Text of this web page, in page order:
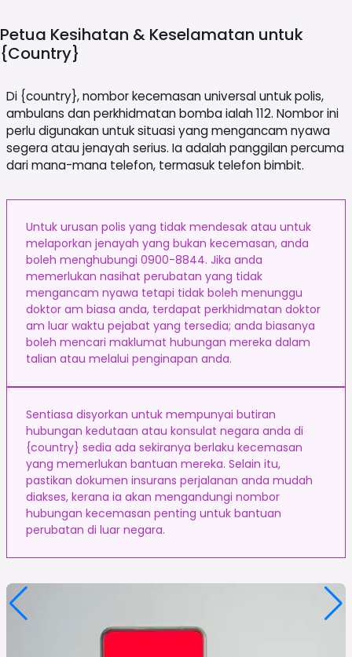
Petua Kesihatan & Keselamatan untuk
{country}
Di {country}, nombor kecemasan universal untuk polis,
ambulans dan perkhidmatan bomba ialah 112. Nombor ini
perlu digunakan untuk situasi yang mengancam nyawa
segera atau jenayah serius. Ia adalah panggilan percuma
dari mana-mana telefon, termasuk telefon bimbit.
Untuk urusan polis yang tidak mendesak atau untuk
melaporkan jenayah yang bukan kecemasan, anda
boleh menghubungi 0900-8844. Jika anda
memerlukan nasihat perubatan yang tidak
mengancam nyawa tetapi tidak boleh menunggu
doktor am biasa anda, terdapat perkhidmatan doktor
am luar waktu pejabat yang tersedia; anda biasanya
boleh mencari maklumat hubungan mereka dalam
talian atau melalui penginapan anda.
Sentiasa disyorkan untuk mempunyai butiran
hubungan kedutaan atau konsulat negara anda di
{country} sedia ada sekiranya berlaku kecemasan
yang memerlukan bantuan mereka. Selain itu,
pastikan dokumen insurans perjalanan anda mudah
diakses, kerana ia akan mengandungi nombor
hubungan kecemasan penting untuk bantuan
perubatan di luar negara.